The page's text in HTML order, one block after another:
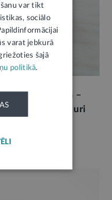
likumā –
ieguvējiem, kuri
īpašumus
var tikt
sociālo
varat jebkurā
šajā
politikā.